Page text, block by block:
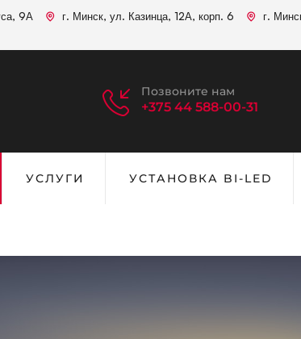
9А г. Минск, ул. Казинца, 12А, корп. 6
г.
Позвоните нам
+375 44 588-00-31
УСЛУГИ УСТАНОВКА BI-LED